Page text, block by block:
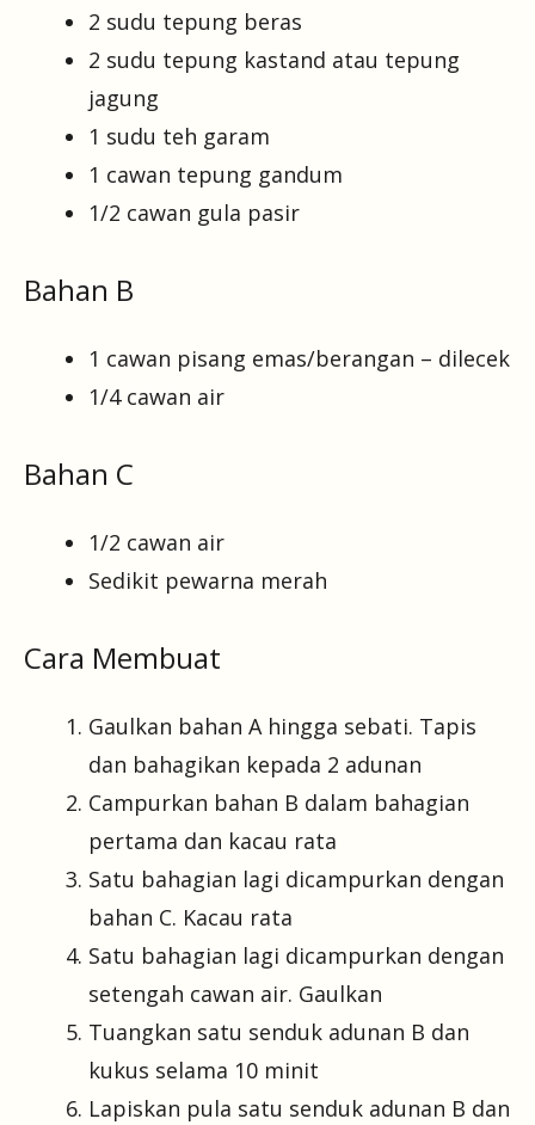
2 sudu tepung beras
2 sudu tepung kastand atau tepung
jagung
1 sudu teh garam
1 cawan tepung gandum
1/2 cawan gula pasir
Bahan B
1 cawan pisang emas/berangan – dilecek
1/4 cawan air
Bahan C
1/2 cawan air
Sedikit pewarna merah
Cara Membuat
Gaulkan bahan A hingga sebati. Tapis
dan bahagikan kepada 2 adunan
Campurkan bahan B dalam bahagian
pertama dan kacau rata
Satu bahagian lagi dicampurkan dengan
bahan C. Kacau rata
Satu bahagian lagi dicampurkan dengan
setengah cawan air. Gaulkan
Tuangkan satu senduk adunan B dan
kukus selama 10 minit
Lapiskan pula satu senduk adunan B dan